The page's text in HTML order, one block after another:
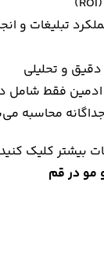
تبلیغات و
دقیق و تحلیلی
ادمین فقط شامل
محاسبه
بیشتر کلیک
مو در قم